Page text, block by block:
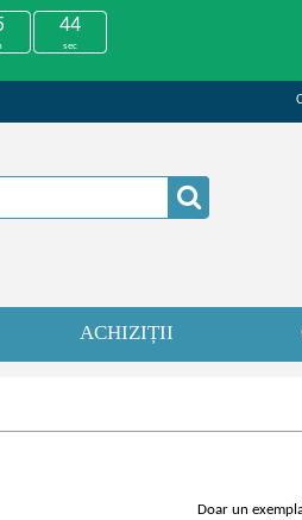
44
sec
ACHIZIȚII
Doar un